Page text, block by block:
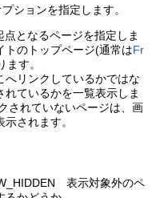
ションを指定します。
となるページを指定しま
トのトップページ(通常はFr
ます。
リンクしているかではな
れているかを一覧表示しま
されていないページは、画
されます。
表示対象外のペ